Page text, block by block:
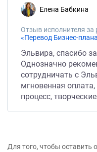
Елена Бабкина
Отзыв исполнителя за
Эльвира, спасибо
Однозначно
сотрудничать с
мгновенная
процесс,
Для того, чтобы оставить